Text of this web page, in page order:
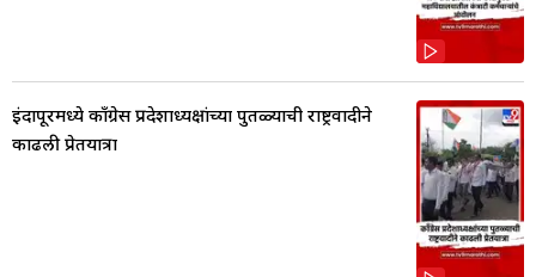
इंदापूरमध्ये काँग्रेस प्रदेशाध्यक्षांच्या पुतळ्याची राष्ट्रवादीने
काढली प्रेतयात्रा